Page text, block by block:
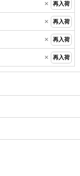
× 再入荷
× 再入荷
× 再入荷
× 再入荷